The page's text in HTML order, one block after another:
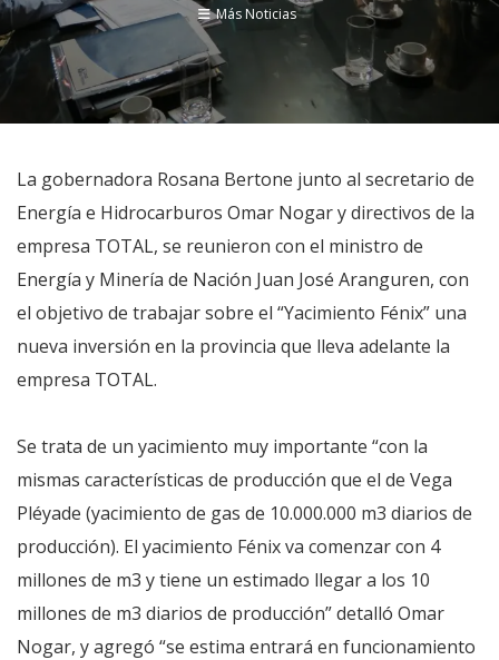
Más Noticias
La gobernadora Rosana Bertone junto al secretario de
Energía e Hidrocarburos Omar Nogar y directivos de la
empresa TOTAL, se reunieron con el ministro de
Energía y Minería de Nación Juan José Aranguren, con
el objetivo de trabajar sobre el “Yacimiento Fénix” una
nueva inversión en la provincia que lleva adelante la
empresa TOTAL.
Se trata de un yacimiento muy importante “con la
mismas características de producción que el de Vega
Pléyade (yacimiento de gas de 10.000.000 m3 diarios de
producción). El yacimiento Fénix va comenzar con 4
millones de m3 y tiene un estimado llegar a los 10
millones de m3 diarios de producción” detalló Omar
Nogar, y agregó “se estima entrará en funcionamiento